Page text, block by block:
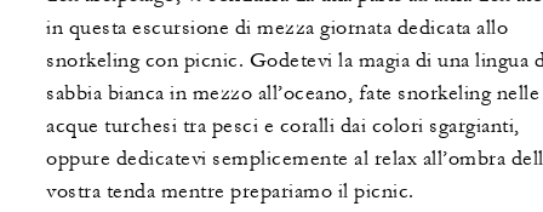
in questa escursione di mezza giornata dedicata allo
snorkeling con picnic. Godetevi la magia di una lingua
sabbia bianca in mezzo all’oceano, fate snorkeling nelle
acque turchesi tra pesci e coralli dai colori sgargianti,
oppure dedicatevi semplicemente al relax all’ombra
vostra tenda mentre prepariamo il picnic.